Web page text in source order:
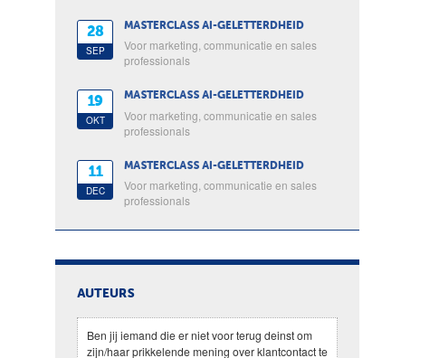
28
SEP
MASTERCLASS AI-GELETTERDHEID
Voor marketing, communicatie en sales
professionals
19
OKT
MASTERCLASS AI-GELETTERDHEID
Voor marketing, communicatie en sales
professionals
11
DEC
MASTERCLASS AI-GELETTERDHEID
Voor marketing, communicatie en sales
professionals
AUTEURS
Ben jij iemand die er niet voor terug deinst om
zijn/haar prikkelende mening over klantcontact te